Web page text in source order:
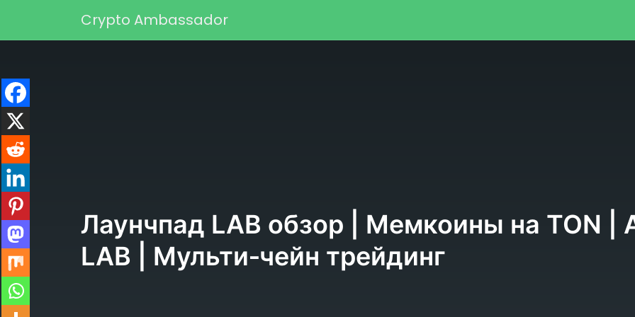
Основная навигация
Crypto Ambassador
Лаунчпад LAB обзор | Мемкоины на TON |
LAB | Мульти‑чейн трейдинг